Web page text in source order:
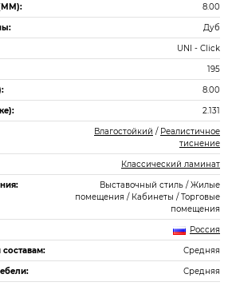
8.00
Дуб
UNI - Click
195
8.00
2.131
Влагостойкий / Реалистичное
тиснение
Классический ламинат
Выставочный стиль / Жилые
помещения / Кабинеты / Торговые
помещения
Россия
составам:
Средняя
Средняя